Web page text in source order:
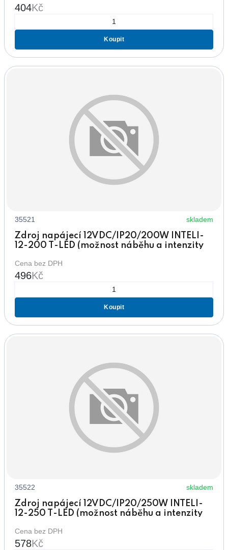
404Kč
Koupit
35521 skladem
Zdroj napájecí 12VDC/IP20/200W INTELI-
12-200 T-LED (možnost náběhu a intenzity
Cena bez DPH
496Kč
Koupit
35522 skladem
Zdroj napájecí 12VDC/IP20/250W INTELI-
12-250 T-LED (možnost náběhu a intenzity
Cena bez DPH
578Kč